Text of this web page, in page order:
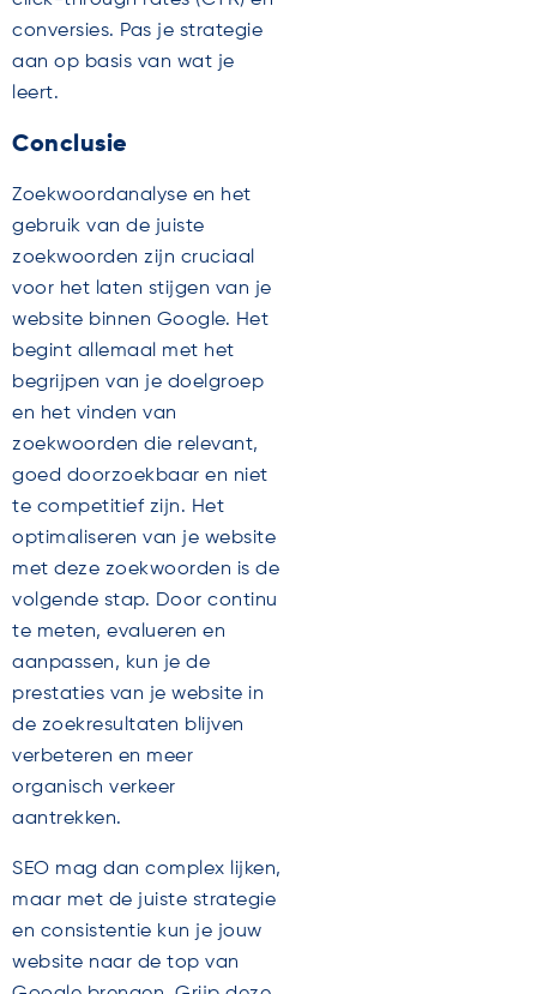
conversies. Pas je strategie
aan op basis van wat je
leert.
Conclusie
Zoekwoordanalyse en het
gebruik van de juiste
zoekwoorden zijn cruciaal
voor het laten stijgen van je
website binnen Google. Het
begint allemaal met het
begrijpen van je doelgroep
en het vinden van
zoekwoorden die relevant,
goed doorzoekbaar en niet
te competitief zijn. Het
optimaliseren van je website
met deze zoekwoorden is de
volgende stap. Door continu
te meten, evalueren en
aanpassen, kun je de
prestaties van je website in
de zoekresultaten blijven
verbeteren en meer
organisch verkeer
aantrekken.
SEO mag dan complex lijken,
maar met de juiste strategie
en consistentie kun je jouw
website naar de top van